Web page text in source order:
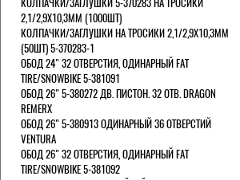
2,1/2,9Х10,3ММ (1000ШТ)
КОЛПАЧКИ/3АГЛУШКИ НА ТРОСИКИ 2,1/2,9Х10,3ММ
(50ШТ) 5-370283-1
ОБОД 24" 32 ОТВЕРСТИЯ, ОДИНАРНЫЙ FAT
TIRE/SNOWBIKE 5-381091
ОБОД 26" 5-380272 ДВ. ПИСТОН. 32 ОТВ. DRAGON
REMERX
ОБОД 26" 5-380913 ОДИНАРНЫЙ 36 ОТВЕРСТИЙ
VENTURA
ОБОД 26" 32 ОТВЕРСТИЯ, ОДИНАРНЫЙ FAT
TIRE/SNOWBIKE 5-381092